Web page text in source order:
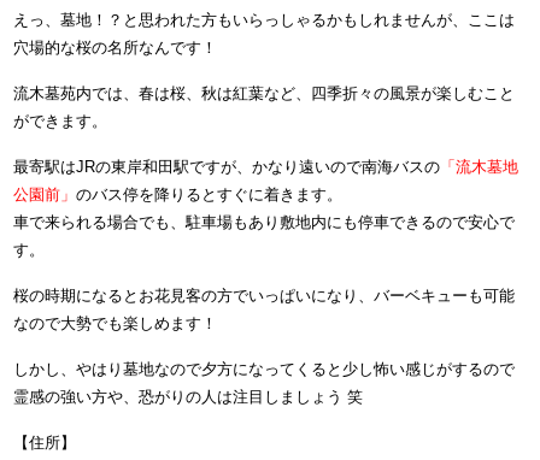
えっ、墓地！？ と思われた方もいらっしゃるかもしれませんが、ここは
穴場的な桜の名所なんです！
流木墓苑内では、春は桜、秋は紅葉など、四季折々の風景が楽しむこと
ができます。
最寄駅はJRの東岸和田駅ですが、かなり遠いので南海バスの 「流木墓地
公園前」のバス停を降りるとすぐに着きます。
車で来られる場合でも、駐車場もあり敷地内にも停車できるので安心で
す。
桜の時期になるとお花見客の方でいっぱいになり、バーベキューも可能
なので大勢でも楽しめます！
しかし、やはり墓地なので夕方になってくると少し怖い感じがするので
霊感の強い方や、恐がりの人は注目しましょう 笑
【住所】